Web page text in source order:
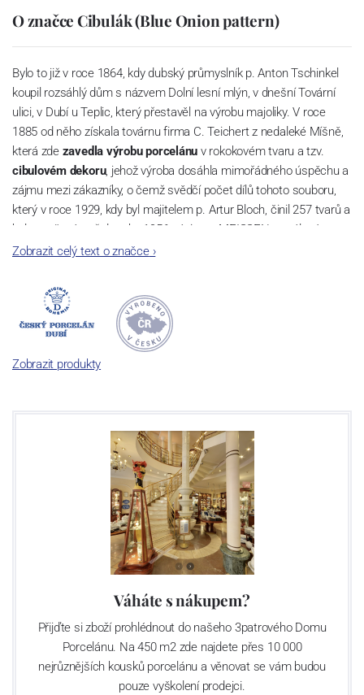
O značce Cibulák (Blue Onion pattern)
Bylo to již v roce 1864, kdy dubský průmyslník p. Anton Tschinkel
koupil rozsáhlý dům s názvem Dolní lesní mlýn, v dnešní Tovární
ulici, v Dubí u Teplic, který přestavěl na výrobu majoliky. V roce
1885 od něho získala továrnu firma C. Teichert z nedaleké Míšně,
která zde zavedla výrobu porcelánu v rokokovém tvaru a tzv.
cibulovém dekoru, jehož výroba dosáhla mimořádného úspěchu a
zájmu mezi zákazníky, o čemž svědčí počet dílů tohoto souboru,
který v roce 1929, kdy byl majitelem p. Artur Bloch, činil 257 tvarů a
byl označován až do roku 1956 nápisem MEISSEN v oválovém
rámečku.
počet jeho dílů v cibulovém provedení je 850 tvarů. Tyto výrobky
jsou garantovány Asociací sklářského a keramického průmyslu
České republiky jako „Český výrobek
Zobrazit celý text o značce›
Zobrazit produkty
Váháte s nákupem?
Přijďte si zboží prohlédnout do našeho 3patrového Domu
Porcelánu. Na 450 m2 zde najdete přes 10 000
nejrůznějších kousků porcelánu a věnovat se vám budou
pouze vyškolení prodejci.